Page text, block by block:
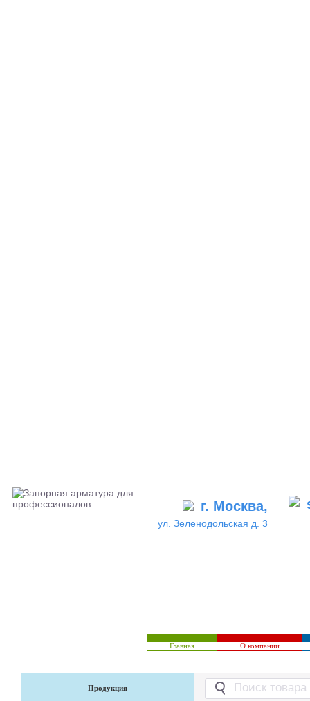
г. Москва,
ул. Зеленодольская д. 3
Главная О компании
Продукция